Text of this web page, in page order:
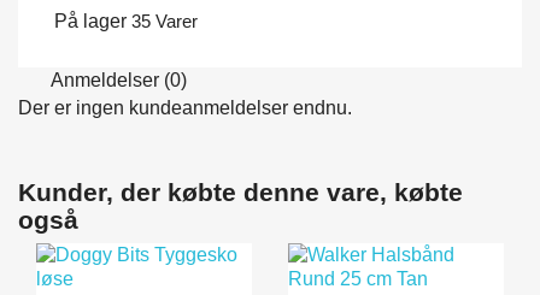
På lager 35 Varer
Anmeldelser (0)
Der er ingen kundeanmeldelser endnu.
Kunder, der købte denne vare, købte
også